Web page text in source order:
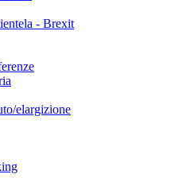
- Brexit
elargizione